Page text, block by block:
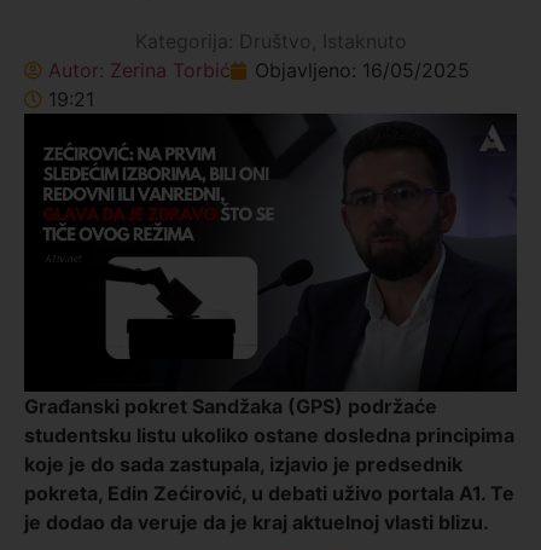
Kategorija: Društvo , Istaknuto
Autor: Zerina Torbić Objavljeno: 16/05/2025
19:21
Građanski pokret Sandžaka (GPS) podržaće
studentsku listu ukoliko ostane dosledna principima
koje je do sada zastupala, izjavio je predsednik
pokreta, Edin Zećirović, u debati uživo portala A1. Te
je dodao da veruje da je kraj aktuelnoj vlasti blizu.